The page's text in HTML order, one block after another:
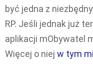
być jedna z
RP. Jeśli jednak już
aplikacji mObywatel
Więcej o niej w tym